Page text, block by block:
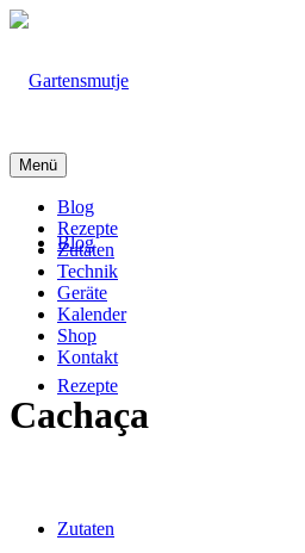
Blog
Rezepte
Zutaten
Menü
Blog
Rezepte
Zutaten
Technik
Geräte
Kalender
Shop
Kontakt
Cachaça